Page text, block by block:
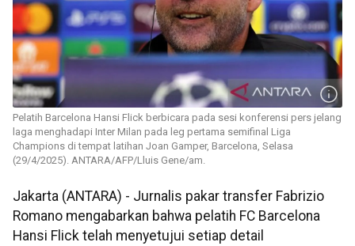
Pelatih Barcelona Hansi Flick berbicara pada sesi konferensi pers jelang
laga menghadapi Inter Milan pada leg pertama semifinal Liga
Champions di tempat latihan Joan Gamper, Barcelona, Selasa
(29/4/2025). ANTARA/AFP/Lluis Gene/am.
Jakarta (ANTARA) - Jurnalis pakar transfer Fabrizio
Romano mengabarkan bahwa pelatih FC Barcelona
Hansi Flick telah menyetujui setiap detail